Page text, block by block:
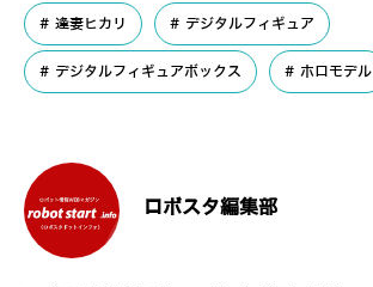
逢妻ヒカリ デジタルフィギュア
デジタルフィギュアボックス ホロモデル
ロボスタ編集部